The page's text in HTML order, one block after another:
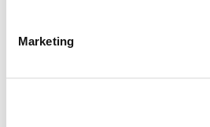
Marketing